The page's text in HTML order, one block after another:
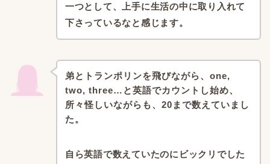
一つとして、
上手に生活の中に取り入れて
下さっているなと感じます。
弟とトランポリンを飛びながら、 one,
two, three…と英語でカウントし始め、
所々怪しいながらも、20まで数えていまし
た。
自ら英語で数えていたのにビックリでした